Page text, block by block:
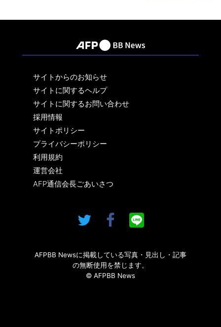
サイトからのお知らせ
サイトに関するヘルプ
サイトに関するお問い合わせ
採用情報
サイトポリシー
プライバシーポリシー
利用規約
運営会社
AFP通信会長ごあいさつ
AFPBB Newsに掲載している写真・見出し・記事
の無断使用を禁じます。
© AFPBB News